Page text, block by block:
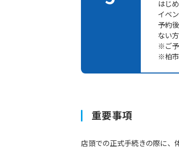
はじ
イベ
予約
ない
※ご
※柏
重要事項
店頭での正式手続きの際に、